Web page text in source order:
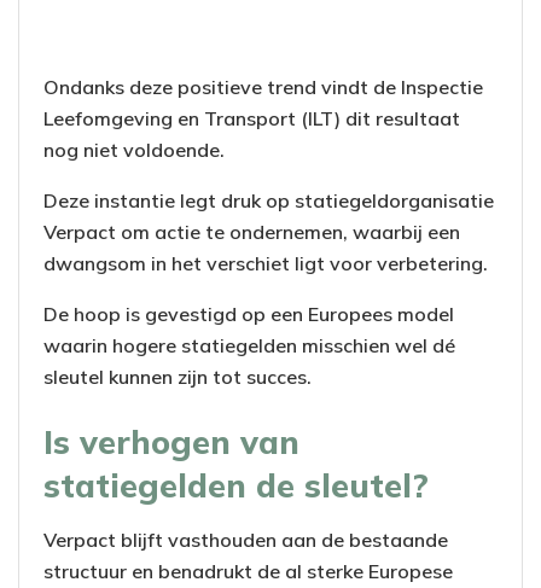
Ondanks deze positieve trend vindt de Inspectie
Leefomgeving en Transport (ILT) dit resultaat
nog niet voldoende.
Deze instantie legt druk op statiegeldorganisatie
Verpact om actie te ondernemen, waarbij een
dwangsom in het verschiet ligt voor verbetering.
De hoop is gevestigd op een Europees model
waarin hogere statiegelden misschien wel dé
sleutel kunnen zijn tot succes.
Is verhogen van
statiegelden de sleutel?
Verpact blijft vasthouden aan de bestaande
structuur en benadrukt de al sterke Europese